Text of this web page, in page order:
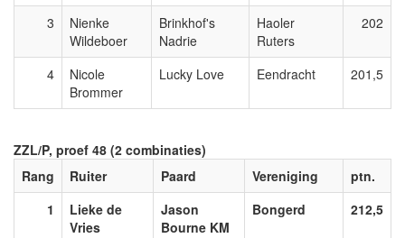
3
Nienke
Wildeboer
Brinkhof's
Nadrie
Haoler
Ruters
202
4
Nicole
Brommer
Lucky Love Eendracht 201,5
ZZL/P, proef 48 (2 combinaties)
Rang
Ruiter Paard Vereniging
ptn.
1
Lieke de
Vries
Jason
Bourne KM
Bongerd 212,5